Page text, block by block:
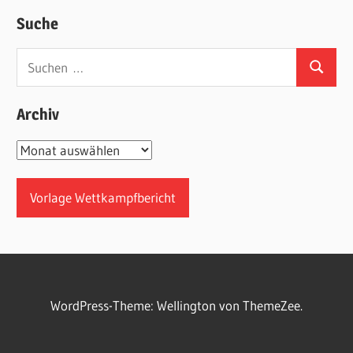
Suche
Suchen
Archiv
Archiv
Vorlage Wettkampfbericht
WordPress-Theme: Wellington von ThemeZee.